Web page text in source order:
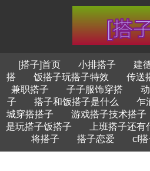
[搭子]首页 小排搭子 建
搭
饭搭子玩搭子特效 传送
兼职搭子
子子服饰穿搭
子
搭子和饭搭子是什么 乍
城穿搭搭子
游戏搭子技术搭子
是玩搭子饭搭子
上班搭子还有
将搭子
搭子恋爱 cf